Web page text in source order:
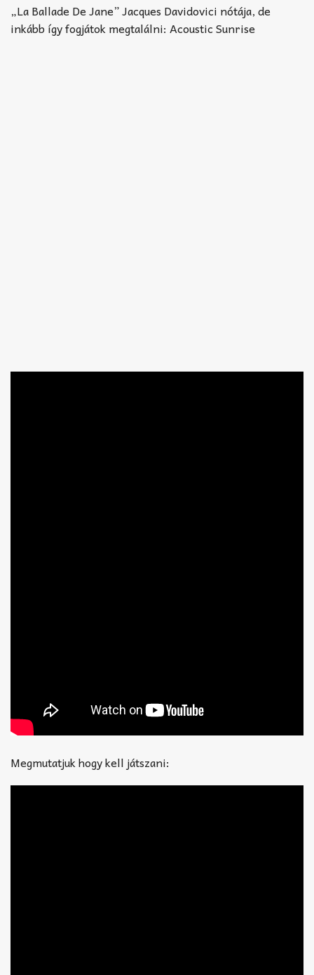
TABok
„La Ballade De Jane” Jacques Davidovici nótája, de
inkább így fogjátok megtalálni: Acoustic Sunrise
Megmutatjuk hogy kell játszani: